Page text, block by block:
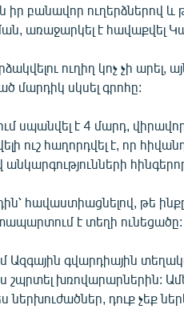
բանավոր ուղերձներով և
առաջարկել է հավաքվել
ուղիղ կոչ չի արել,
մարդիկ սկսել գրոհը:
սպանվել է 4 մարդ,
ուշ հաղորդվել է, որ
հավաստիացնելով, թե
է տեղի ունեցածը:
գվարդիային
շպրտել խռովարարներին:
ներխուժածներ, դուք չեք